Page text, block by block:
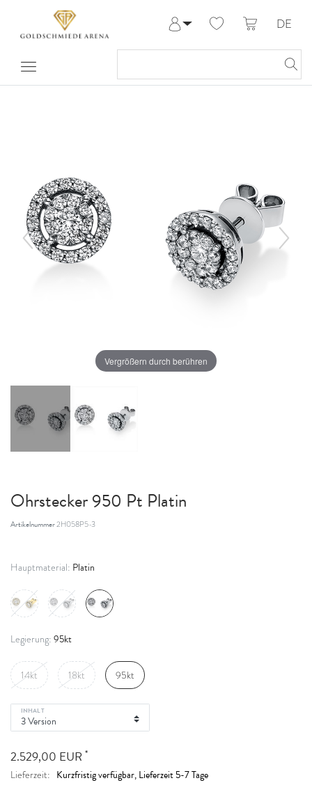
Meine Bestellungen
DE
Vergrößern durch berühren
Ohrstecker 950 Pt Platin
Artikelnummer2H058P5-3
Hauptmaterial: Platin
Legierung: 95kt
14kt 18kt 95kt
INHALT
2.529,00 EUR *
Lieferzeit: Kurzfristig verfügbar, Lieferzeit 5-7 Tage